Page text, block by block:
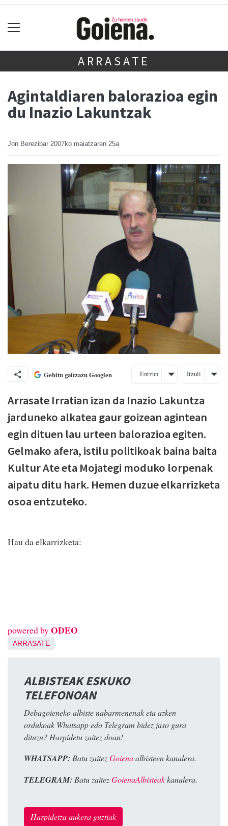
ARRASATE
Agintaldiaren balorazioa egin
du Inazio Lakuntzak
Jon Berezibar 2007ko maiatzaren 25a
Gehitu gaitzazu Googlen Entzun Itzuli
Arrasate Irratian izan da Inazio Lakuntza
jarduneko alkatea gaur goizean agintean
egin dituen lau urteen balorazioa egiten.
Gelmako afera, istilu politikoak baina baita
Kultur Ate eta Mojategi moduko lorpenak
aipatu ditu hark. Hemen duzue elkarrizketa
osoa entzuteko.
Hau da elkarrizketa:
powered byODEO
ARRASATE
ALBISTEAK ESKUKO
TELEFONOAN
Debagoieneko albiste nabarmenenak eta azken
ordukoak Whatsapp edo Telegram bidez jaso gura
dituzu? Harpidetu zaitez doan!
WHATSAPP: Batu zaitezGoienaalbisteen kanalera.
TELEGRAM: Batu zaitezGoienaAlbisteakkanalera.
Harpidetza aukera guztiak